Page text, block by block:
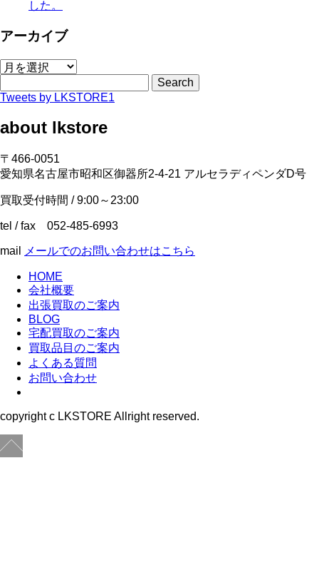
した。
アーカイブ
ア
カ
ブ
Search
Tweets by LKSTORE1
about lkstore
〒466-0051
愛知県名古屋市昭和区御器所2-4-21 アルセラディペンダD号
買取受付時間 / 9:00～23:00
tel / fax 052-485-6993
mail メールでのお問い合わせはこちら
HOME
会社概要
出張買取のご案内
BLOG
宅配買取のご案内
買取品目のご案内
よくある質問
お問い合わせ
copyright c LKSTORE Allright reserved.